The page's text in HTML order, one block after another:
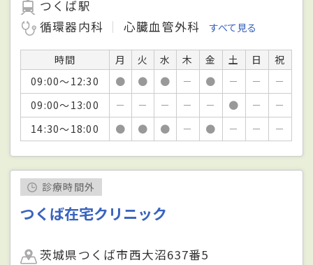
つくば駅
循環器内科
心臓血管外科 すべて見る
時間 月 火 水 木 金 土 日
祝
09:00～12:30
● ● ● － ● － －
－
09:00～13:00
－ － － － － ● －
－
14:30～18:00
● ● ● － ● － － －
診療時間外
つくば在宅クリニック
茨城県つくば市西大沼637番5